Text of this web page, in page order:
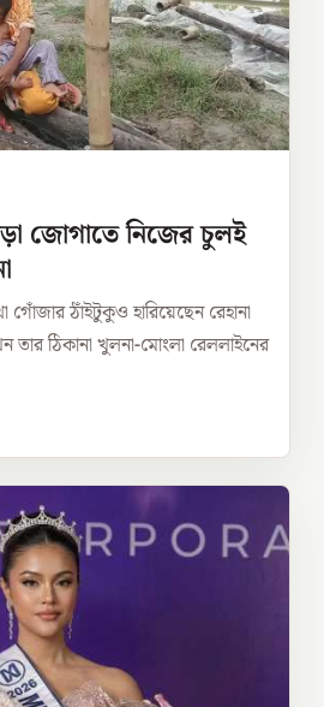
জোগাতে নিজের চুলই
গোঁজার ঠাঁইটুকুও হারিয়েছেন রেহানা
তার ঠিকানা খুলনা-মোংলা রেললাইনের